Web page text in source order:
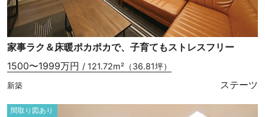
家事ラク＆床暖ポカポカで、子育てもストレスフリー
1500〜1999万円 / 121.72m²（36.81坪）
新築 ステーツ
間取り図あり